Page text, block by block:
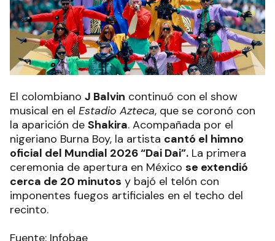
El colombiano J Balvin continuó con el show
musical en el Estadio Azteca, que se coronó con
la aparición de Shakira. Acompañada por el
nigeriano Burna Boy, la artista cantó el himno
oficial del Mundial 2026 “Dai Dai”. La primera
ceremonia de apertura en México se extendió
cerca de 20 minutos y bajó el telón con
imponentes fuegos artificiales en el techo del
recinto.
Fuente: Infobae